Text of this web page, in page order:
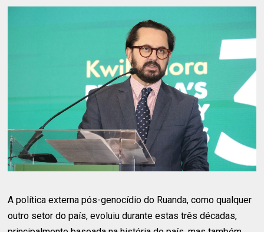
A política externa pós-genocídio do Ruanda, como qualquer
outro setor do país, evoluiu durante estas três décadas,